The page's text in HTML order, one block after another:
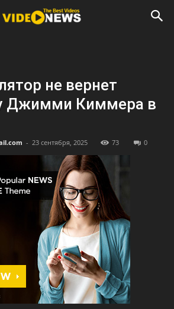
не вернет
Джимми Киммера в
- 23 сентября, 2025 73 0